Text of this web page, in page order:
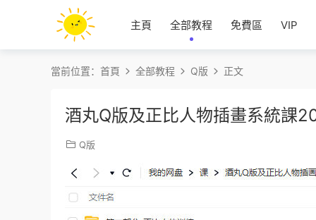
主頁 全部教程 免費區 VIP
當前位置： 首頁 全部教程 Q版 正文
酒丸Q版及正比人物插畫系統課
Q版